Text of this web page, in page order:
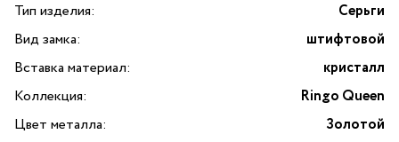
Тип изделия:
Серьги
Вид замка:
штифтовой
Вставка материал:
кристалл
Коллекция:
Ringo Queen
Цвет металла:
Золотой